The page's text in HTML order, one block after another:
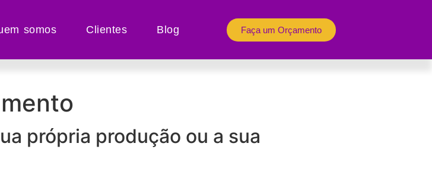
somos Clientes Blog Faça um Orçamento
própria produção ou a sua